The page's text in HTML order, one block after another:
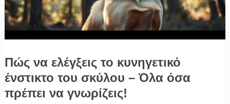
Πώς να ελέγξεις το κυνηγετικό
ένστικτο του σκύλου – Όλα όσα
πρέπει να γνωρίζεις!